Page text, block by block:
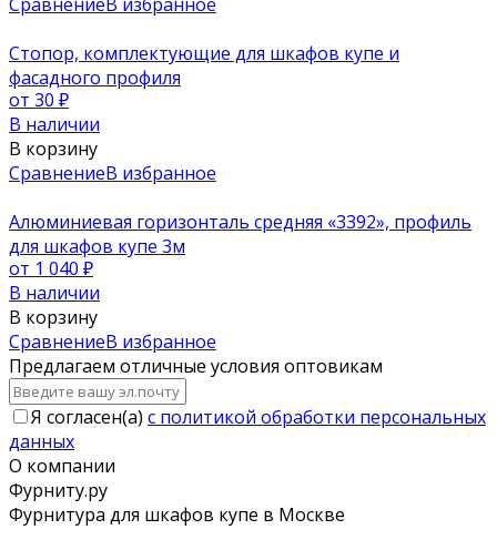
Стопор, комплектующие для шкафов купе и
фасадного профиля
от 30 ₽
В наличии
В корзину
СравнениеВ избранное
Алюминиевая горизонталь средняя «3392», профиль
для шкафов купе 3м
от 1 040 ₽
В наличии
В корзину
СравнениеВ избранное
Предлагаем отличные условия оптовикам
Я согласен(a) с политикой обработки персональных
данных
О компании
Фурниту.ру
Фурнитура для шкафов купе в Москве